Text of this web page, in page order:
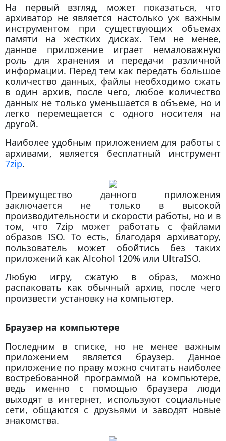
На первый взгляд, может показаться, что
архиватор не является настолько уж важным
инструментом при существующих объемах
памяти на жестких дисках. Тем не менее,
данное приложение играет немаловажную
роль для хранения и передачи различной
информации. Перед тем как передать большое
количество данных, файлы необходимо сжать
в один архив, после чего, любое количество
данных не только уменьшается в объеме, но и
легко перемещается с одного носителя на
другой.
Наиболее удобным приложением для работы с
архивами, является бесплатный инструмент
7zip.
Преимущество данного приложения
заключается не только в высокой
производительности и скорости работы, но и в
том, что 7zip может работать с файлами
образов ISO. То есть, благодаря архиватору,
пользователь может обойтись без таких
приложений как Alcohol 120% или UltraISO.
Любую игру, сжатую в образ, можно
распаковать как обычный архив, после чего
произвести установку на компьютер.
Браузер на компьютере
Последним в списке, но не менее важным
приложением является браузер. Данное
приложение по праву можно считать наиболее
востребованной программой на компьютере,
ведь именно с помощью браузера люди
выходят в интернет, используют социальные
сети, общаются с друзьями и заводят новые
знакомства.